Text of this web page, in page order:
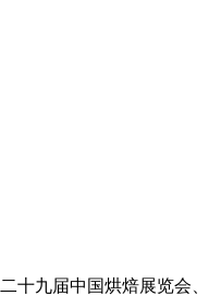
十九届中国烘焙展览会、